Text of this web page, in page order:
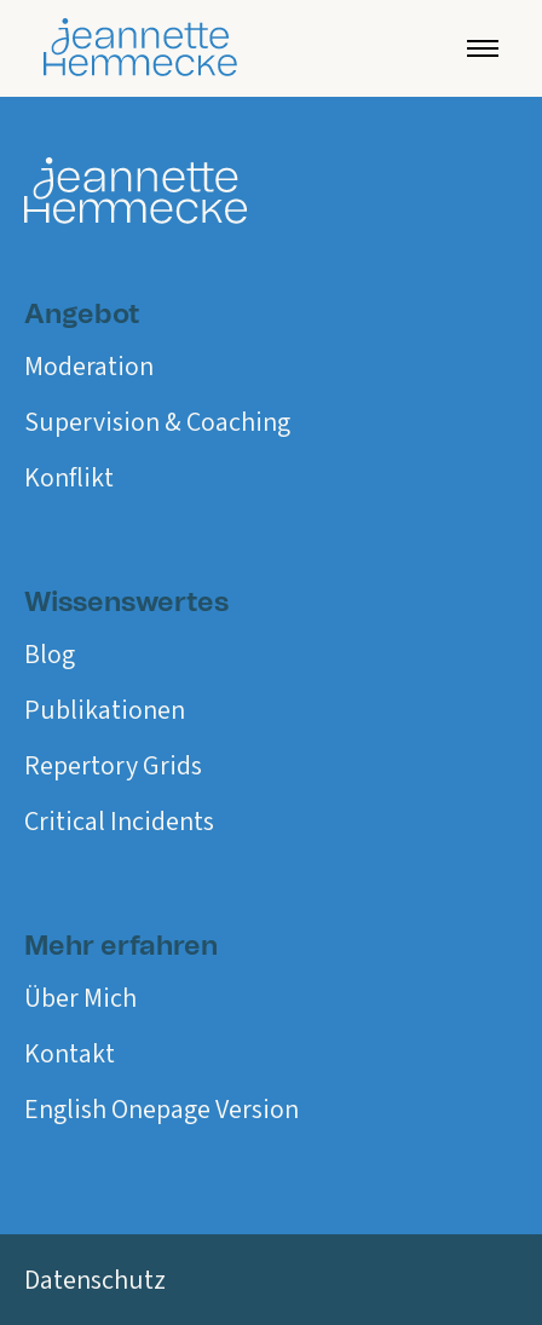
Angebot
Moderation
Supervision & Coaching
Konflikt
Wissenswertes
Blog
Publikationen
Repertory Grids
Critical Incidents
Mehr erfahren
Über Mich
Kontakt
English Onepage Version
Datenschutz